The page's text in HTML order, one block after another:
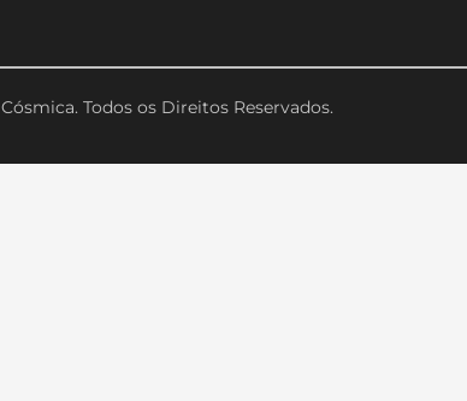
Todos os Direitos Reservados.